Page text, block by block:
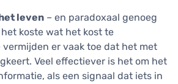
leven – en paradoxaal genoeg
koste wat het kost te
er vaak toe dat het met
Veel effectiever is het om het
als een signaal dat iets in